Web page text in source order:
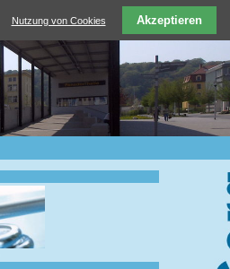
Nutzung von Cookies Akzeptieren